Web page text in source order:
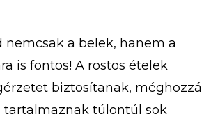
nemcsak a belek, hanem a
is fontos! A rostos ételek
biztosítanak, méghozzá
tartalmaznak túlontúl sok